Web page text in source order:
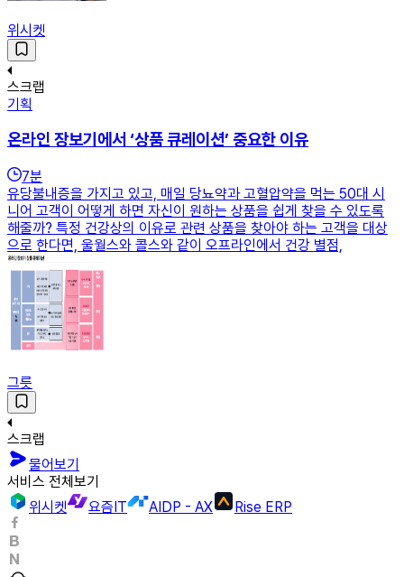
위시켓
스크랩
기획
온라인 장보기에서 ‘상품 큐레이션’ 중요한 이유
7분
유당불내증을 가지고 있고, 매일 당뇨약과 고혈압약을 먹는 50대 시
니어 고객이 어떻게 하면 자신이 원하는 상품을 쉽게 찾을 수 있도록
해줄까? 특정 건강상의 이유로 관련 상품을 찾아야 하는 고객을 대상
으로 한다면, 울월스와 콜스와 같이 오프라인에서 건강 별점,
그릇
스크랩
물어보기
서비스 전체보기
위시켓
요즘IT AIDP - AX Rise ERP